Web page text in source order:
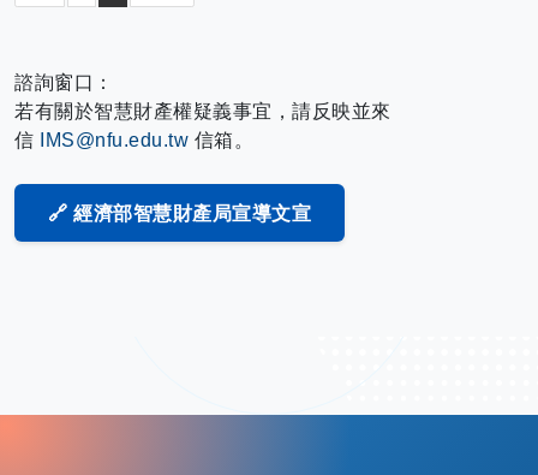
諮詢窗口：
若有關於智慧財產權疑義事宜，請反映並來
信
IMS@nfu.edu.tw 信箱。
🔗 經濟部智慧財產局宣導文宣